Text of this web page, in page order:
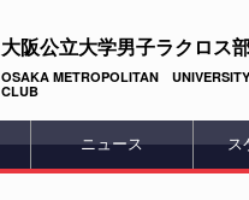
大阪公立大学男子ラクロス
OSAKA METROPOLITAN
CLUB
ニュース ス